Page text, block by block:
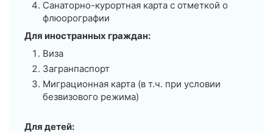
одно из посещений привело к тому, что пришлось
есть горячие овощи с уже холодным шашлыком:)
Санаторно-курортная карта с отметкой о
флюорографии
Для иностранных граждан:
Виза
Загранпаспорт
Миграционная карта (в т.ч. при условии
безвизового режима)
Для детей: